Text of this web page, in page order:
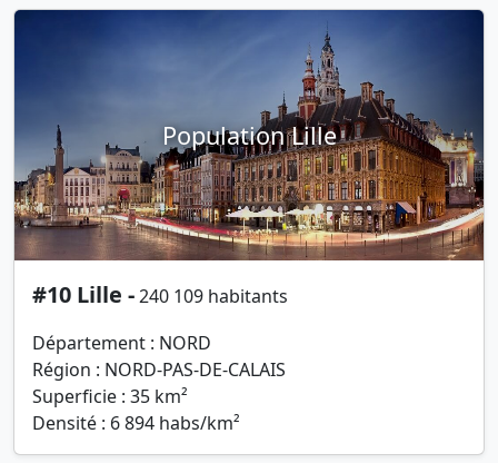
Population Lille
#10 Lille -240 109 habitants
Département : NORD
Région : NORD-PAS-DE-CALAIS
Superficie : 35 km²
Densité : 6 894 habs/km²